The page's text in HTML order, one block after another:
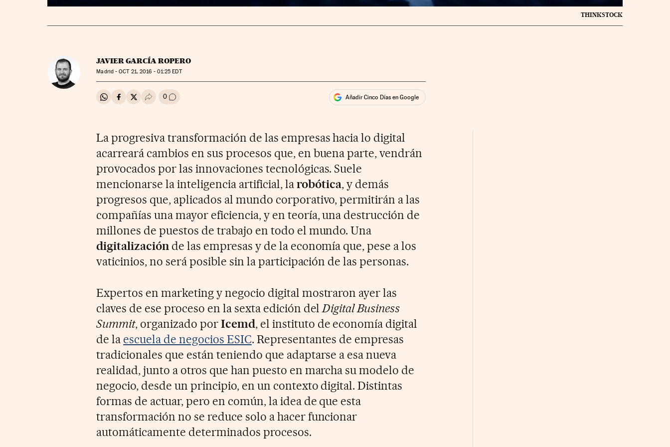
THINKSTOCK
JAVIER GARCÍA ROPERO
Madrid -OCT21, 2016 - 01:25 EDT
Compartir en Whatsapp
Compartir en Facebook
Compartir en Twitter
Desplegar Redes Sociales
0 Ir a los comentarios Añadir Cinco Días en Google
La progresiva transformación de las empresas hacia lo digital
acarreará cambios en sus procesos que, en buena parte, vendrán
provocados por las innovaciones tecnológicas. Suele
mencionarse la inteligencia artificial, larobótica, y demás
progresos que, aplicados al mundo corporativo, permitirán a las
compañías una mayor eficiencia, y en teoría, una destrucción de
millones de puestos de trabajo en todo el mundo. Una
digitalización de las empresas y de la economía que, pese a los
vaticinios, no será posible sin la participación de las personas.
Expertos en marketing y negocio digital mostraron ayer las
claves de ese proceso en la sexta edición delDigital Business
Summit, organizado porIcemd, el instituto de economía digital
de la escuela de negocios ESIC. Representantes de empresas
tradicionales que están teniendo que adaptarse a esa nueva
realidad, junto a otros que han puesto en marcha su modelo de
negocio, desde un principio, en un contexto digital. Distintas
formas de actuar, pero en común, la idea de que esta
transformación no se reduce solo a hacer funcionar
automáticamente determinados procesos.